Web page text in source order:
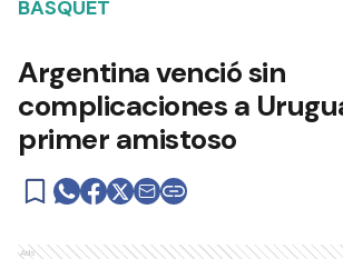
BÁSQUET
Argentina venció sin
complicaciones a
primer amistoso
Ads